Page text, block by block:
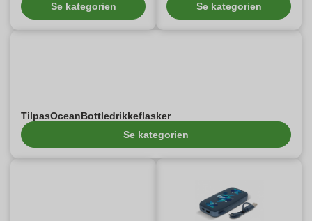
Se kategorien
Se kategorien
TilpasOceanBottledrikkeflasker
Se kategorien